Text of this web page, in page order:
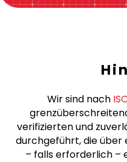
Wir sind nach
verifizierten und
durchgeführt, die über
– falls erforderlich –